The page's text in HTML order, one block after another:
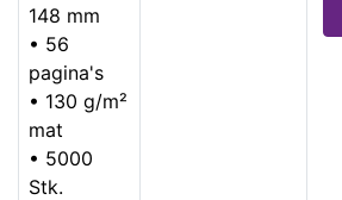
148 mm
• 56
pagina's
• 130 g/m²
mat
• 5000
Stk.